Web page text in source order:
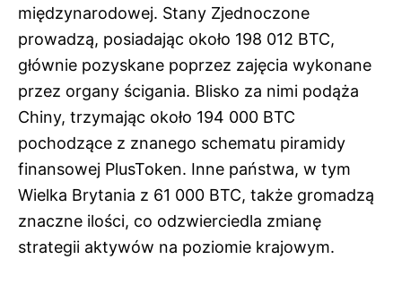
międzynarodowej. Stany Zjednoczone
prowadzą, posiadając około 198 012 BTC,
głównie pozyskane poprzez zajęcia wykonane
przez organy ścigania. Blisko za nimi podąża
Chiny, trzymając około 194 000 BTC
pochodzące z znanego schematu piramidy
finansowej PlusToken. Inne państwa, w tym
Wielka Brytania z 61 000 BTC, także gromadzą
znaczne ilości, co odzwierciedla zmianę
strategii aktywów na poziomie krajowym.